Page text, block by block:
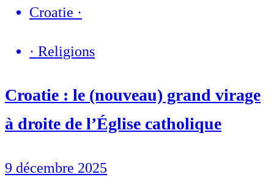
Croatie ·
· Religions
Croatie : le (nouveau) grand virage
à droite de l’Église catholique
9 décembre 2025